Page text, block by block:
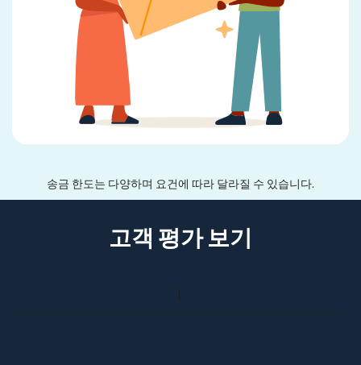
송금 한도는 다양하며 요건에 따라 달라질 수 있습니다.
고객 평가 보기